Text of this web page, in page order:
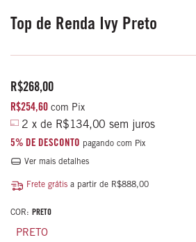
Top de Renda Ivy Preto
R$268,00
R$254,60 com Pix
2 x de R$134,00 sem juros
5% DE DESCONTO pagando com Pix
Ver mais detalhes
Frete grátis a partir de R$888,00
COR: PRETO
PRETO